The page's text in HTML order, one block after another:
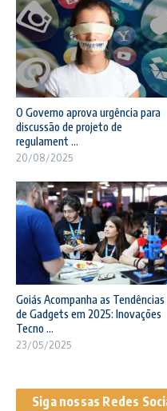
O Governo aprova urgência para
discussão de projeto de
regulament ...
20/08/2025
Goiás Acompanha as Tendências
de Gadgets em 2025: Inovações
Tecno ...
23/05/2025
Siga nossas Redes